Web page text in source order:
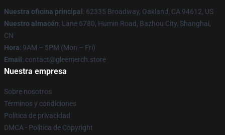
Nuestra oficina principal : 62335 Broadway, Oakland, CA 94612, US
Nuestro almacén: Lane 6780, Humin Road, Bazhou City, Shanghai,
CN
Hora: 9AM – 5PM (Mon – Fri)
Email : contact@gleemerch.store
Nuestra empresa
Sobre nosotros
Términos y condiciones
Política de privacidad
DMCA - Política de Copyright